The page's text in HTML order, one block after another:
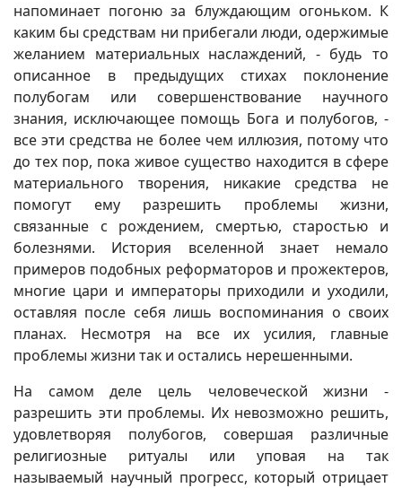
напоминает погоню за блуждающим огоньком. К
каким бы средствам ни прибегали люди, одержимые
желанием материальных наслаждений, - будь то
описанное в предыдущих стихах поклонение
полубогам или совершенствование научного
знания, исключающее помощь Бога и полубогов, -
все эти средства не более чем иллюзия, потому что
до тех пор, пока живое существо находится в сфере
материального творения, никакие средства не
помогут ему разрешить проблемы жизни,
связанные с рождением, смертью, старостью и
болезнями. История вселенной знает немало
примеров подобных реформаторов и прожектеров,
многие цари и императоры приходили и уходили,
оставляя после себя лишь воспоминания о своих
планах. Несмотря на все их усилия, главные
проблемы жизни так и остались нерешенными.
На самом деле цель человеческой жизни -
разрешить эти проблемы. Их невозможно решить,
удовлетворяя полубогов, совершая различные
религиозные ритуалы или уповая на так
называемый научный прогресс, который отрицает